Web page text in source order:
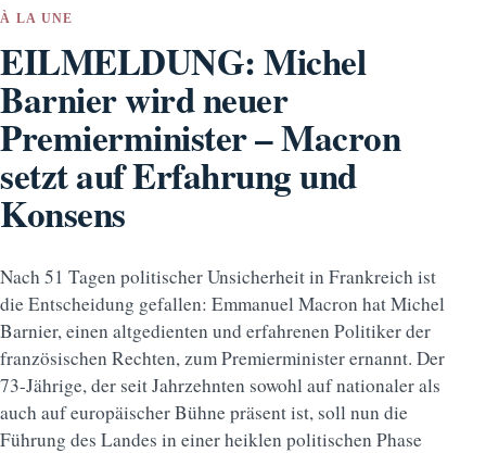
À LA UNE
EILMELDUNG: Michel
Barnier wird neuer
Premierminister – Macron
setzt auf Erfahrung und
Konsens
Nach 51 Tagen politischer Unsicherheit in Frankreich ist
die Entscheidung gefallen: Emmanuel Macron hat Michel
Barnier, einen altgedienten und erfahrenen Politiker der
französischen Rechten, zum Premierminister ernannt. Der
73-Jährige, der seit Jahrzehnten sowohl auf nationaler als
auch auf europäischer Bühne präsent ist, soll nun die
Führung des Landes in einer heiklen politischen Phase